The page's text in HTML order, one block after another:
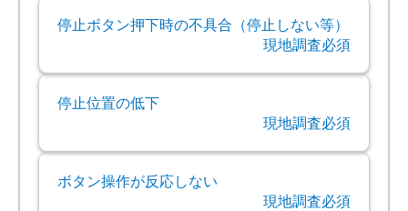
停止ボタン押下時の不具合（停止しない等）
現地調査必須
停止位置の低下
現地調査必須
ボタン操作が反応しない
現地調査必須